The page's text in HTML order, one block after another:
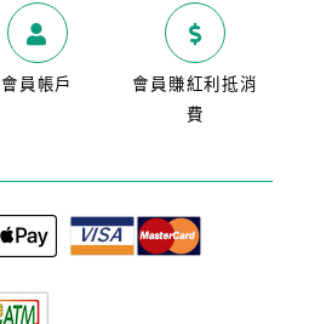
會員帳戶
會員賺紅利抵消
費